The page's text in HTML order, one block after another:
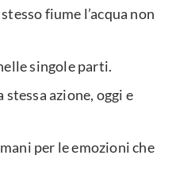
fiume l’acqua non
singole parti.
azione, oggi e
per le emozioni che